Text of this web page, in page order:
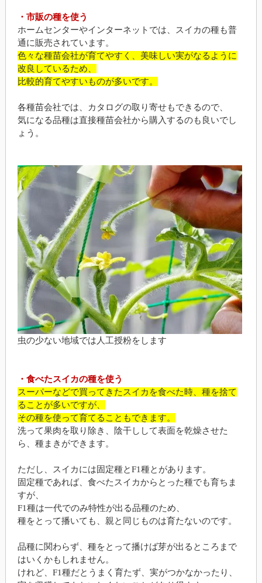
・市販の種を使う
ホームセンターやインターネットでは、スイカの種も普
通に販売されています。
色々な種苗会社が育てやすく、美味しい実がなるように
改良しているため、
比較的育てやすいものが多いです。
各種苗会社では、カタログの取り寄せもできるので、
気になる品種は直接種苗会社から購入するのも良いでし
ょう。
虫の少ない地域では人工授粉をします
・食べたスイカの種を使う
スーパーなどで買ってきたスイカを食べた時、種を捨て
ることが多いですが、
その種を使って育てることもできます。
洗って果肉を取り除き、陰干しして表面を乾燥させた
ら、種まきができます。
ただし、スイカには固定種とF1種とがあります。
固定種であれば、食べたスイカからとった種でも育ちま
すが、
F1種は一代でのみ特性が出る品種のため、
種をとって播いても、親と同じものは育たないのです。
品種に関わらず、種をとって播けば芽が出るところまで
はいくかもしれません。
けれど、F1種だとうまく育たず、実がつかなかったり、